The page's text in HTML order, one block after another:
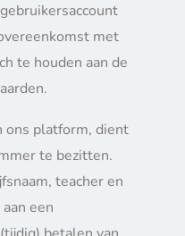
met
te houden aan de
ons platform, dient
te bezitten.
teacher en
een